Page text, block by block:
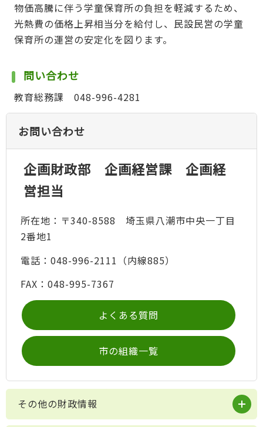
物価高騰に伴う学童保育所の負担を軽減するため、
光熱費の価格上昇相当分を給付し、民設民営の学童
保育所の運営の安定化を図ります。
問い合わせ
教育総務課 048-996-4281
お問い合わせ
企画財政部 企画経営課 企画経
営担当
所在地：〒340-8588 埼玉県八潮市中央一丁目
2番地1
電話：048-996-2111（内線885）
FAX：048-995-7367
よくある質問
市の組織一覧
その他の財政情報